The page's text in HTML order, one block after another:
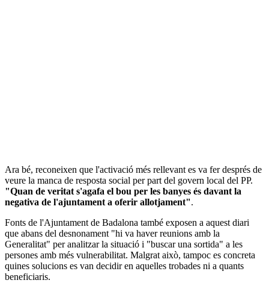
Ara bé, reconeixen que l'activació més rellevant es va fer després de
veure la manca de resposta social per part del govern local del PP.
"Quan de veritat s'agafa el bou per les banyes és davant la
negativa de l'ajuntament a oferir allotjament".
Fonts de l'Ajuntament de Badalona també exposen a aquest diari
que abans del desnonament "hi va haver reunions amb la
Generalitat" per analitzar la situació i "buscar una sortida" a les
persones amb més vulnerabilitat. Malgrat això, tampoc es concreta
quines solucions es van decidir en aquelles trobades ni a quants
beneficiaris.